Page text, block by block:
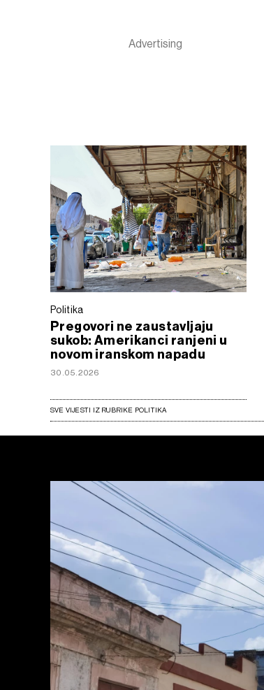
Politika
Pregovori ne zaustavljaju
sukob: Amerikanci ranjeni u
novom iranskom napadu
30.05.2026
SVE VIJESTI IZ RUBRIKE POLITIKA